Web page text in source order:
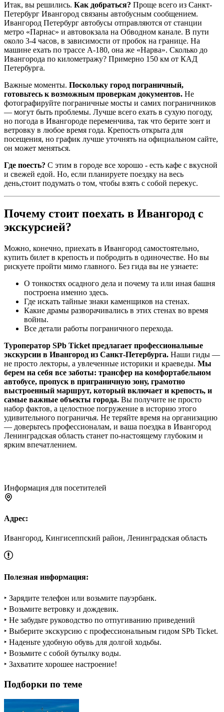
Итак, вы решились. Как добраться? Проще всего из Санкт-
Петербург Ивангород связаны автобусным сообщением.
Ивангород Петербург автобусы отправляются от станции
метро «Парнас» и автовокзала на Обводном канале. В пути
около 3-4 часов, в зависимости от пробок на границе. На
машине ехать по трассе А-180, она же «Нарва». Сколько до
Ивангорода по километражу? Примерно 150 км от КАД
Петербурга.
Важные моменты. Поскольку город пограничный,
готовьтесь к возможным проверкам документов. Не
фотографируйте пограничные мосты и самих пограничников
— могут быть проблемы. Лучше всего ехать в сухую погоду,
но погода в Ивангороде переменчива, так что берите зонт и
ветровку в любое время года. Крепость открыта для
посещения, но график лучше уточнять на официальном сайте,
он может меняться.
Где поесть? С этим в городе все хорошо - есть кафе с вкусной
и свежей едой. Но, если планируете поездку на весь
день,стоит подумать о том, чтобы взять с собой перекус.
Почему стоит поехать в Ивангород с
экскурсией?
Можно, конечно, приехать в Ивангород самостоятельно,
купить билет в крепость и побродить в одиночестве. Но вы
рискуете пройти мимо главного. Без гида вы не узнаете:
О тонкостях осадного дела и почему та или иная башня
построена именно здесь.
Где искать тайные знаки каменщиков на стенах.
Какие драмы разворачивались в этих стенах во время
войны.
Все детали работы пограничного перехода.
Туроператор SPb Ticket предлагает профессиональные
экскурсии в Ивангород из Санкт-Петербурга. Наши гиды —
не просто лекторы, а увлеченные историки и краеведы. Мы
берем на себя все заботы: трансфер на комфортабельном
автобусе, пропуск в приграничную зону, грамотно
выстроенный маршрут, который включает и крепость, и
самые важные объекты города. Вы получите не просто
набор фактов, а целостное погружение в историю этого
удивительного пограничья. Не теряйте время на организацию
— доверьтесь профессионалам, и ваша поездка в Ивангород
Ленинградская область станет по-настоящему глубоким и
ярким впечатлением.
Информация для посетителей
Адрес:
Ивангород, Кингисеппский район, Ленинградская область
Полезная информация:
‣ Зарядите телефон или возьмите пауэрбанк.
‣ Возьмите ветровку и дождевик.
‣ Не забудьте руководство по отпугиванию приведений
‣ Выберите экскурсию с профессиональным гидом SPb Ticket.
‣ Наденьте удобную обувь для долгой ходьбы.
‣ Возьмите с собой бутылку воды.
‣ Захватите хорошее настроение!
Подборки по теме